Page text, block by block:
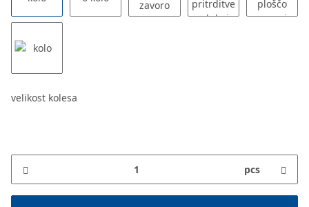
velikost kolesa
pcs